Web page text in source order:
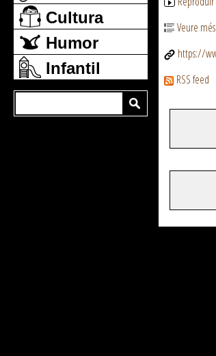
Cultura
Humor
Infantil
Veure
https://
RSS feed